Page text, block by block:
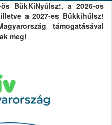
BükKiNyúlsz!, a 2026-os
a 2027-es Bükkihűlsz!
támogatásával
meg!